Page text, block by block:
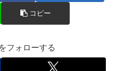
コピー
フォローする